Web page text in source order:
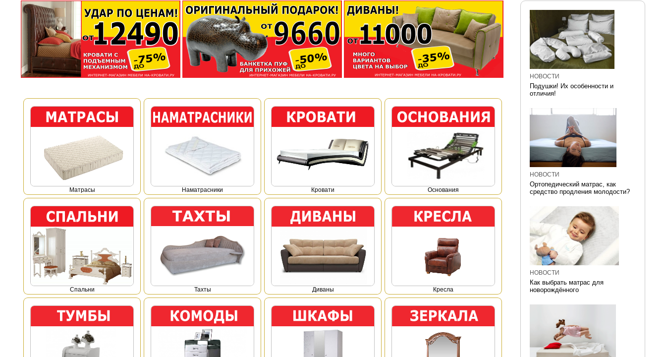
НОВОСТИ
Подушки! Их особенности и
отличия!
НОВОСТИ
Ортопедический матрас, как
средство продления молодости?
НОВОСТИ
Как выбрать матрас для
новорождённого
Mатрасы Наматрасники Кровати Основания
Спальни Тахты Диваны Кресла